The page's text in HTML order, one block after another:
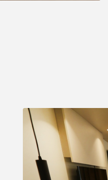
Descubra
momento,